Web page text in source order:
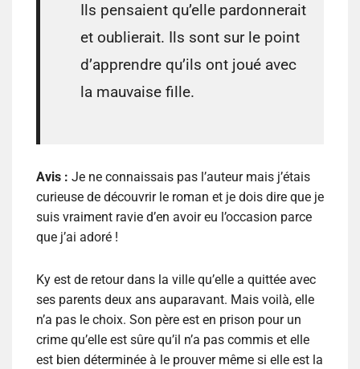
Ils pensaient qu’elle pardonnerait
et oublierait. Ils sont sur le point
d’apprendre qu’ils ont joué avec
la mauvaise fille.
Avis : Je ne connaissais pas l’auteur mais j’étais
curieuse de découvrir le roman et je dois dire que je
suis vraiment ravie d’en avoir eu l’occasion parce
que j’ai adoré !
Ky est de retour dans la ville qu’elle a quittée avec
ses parents deux ans auparavant. Mais voilà, elle
n’a pas le choix. Son père est en prison pour un
crime qu’elle est sûre qu’il n’a pas commis et elle
est bien déterminée à le prouver même si elle est la